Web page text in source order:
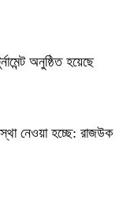
অনুষ্ঠিত হয়েছে
নেওয়া হচ্ছে: রাজউক